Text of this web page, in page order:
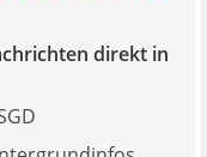
direkt in